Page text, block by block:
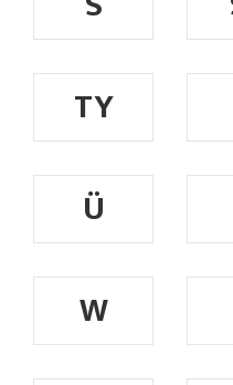
TY
Ü
W